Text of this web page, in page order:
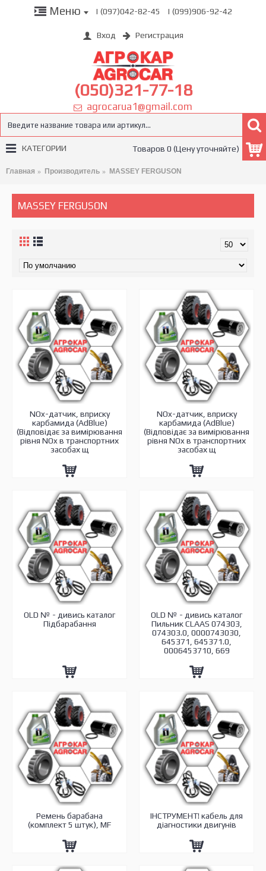
Меню | (097)042-82-45 | (099)906-92-42
Вход Регистрация
(050)321-77-18
agrocarua1@gmail.com
Товаров 0 (Цену уточняйте)
КАТЕГОРИИ
Главная Производитель MASSEY FERGUSON
MASSEY FERGUSON
NOx-датчик, вприску
карбамида (AdBlue)
(Відповідає за вимірювання
рівня NOx в транспортних
засобах щ
NOx-датчик, вприску
карбамида (AdBlue)
(Відповідає за вимірювання
рівня NOx в транспортних
засобах щ
OLD № - дивись каталог
Підбарабання
OLD № - дивись каталог
Пильник CLAAS 074303,
074303.0, 0000743030,
645371, 645371.0,
0006453710, 669
Pемень барабана
(комплект 5 штук), MF
ІНСТРУМЕНТ! кабель для
діагностики двигунів